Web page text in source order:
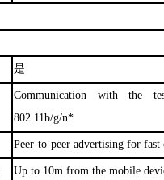
是
Communication with the
802.11b/g/n*
Peer-to-peer advertising for fast
Up to 10m from the mobile